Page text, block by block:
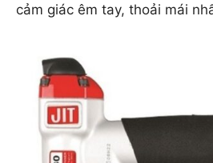
cảm giác êm tay, thoải mái